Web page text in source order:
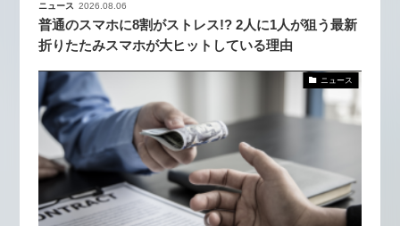
ニュース 2026.08.06
普通のスマホに8割がストレス!? 2人に1人が狙う最新
折りたたみスマホが大ヒットしている理由
ニュース